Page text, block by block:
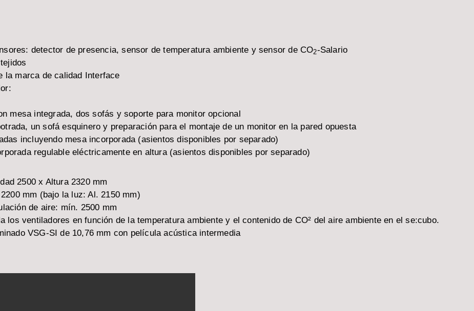
detector de presencia, sensor de temperatura ambiente y sensor de CO2-Salario
la marca de calidad Interface
mesa integrada, dos sofás y soporte para monitor opcional
un sofá esquinero y preparación para el montaje de un monitor en la pared opuesta
incluyendo mesa incorporada (asientos disponibles por separado)
regulable eléctricamente en altura (asientos disponibles por separado)
2500 x Altura 2320 mm
mm (bajo la luz: Al. 2150 mm)
de aire: mín. 2500 mm
los ventiladores en función de la temperatura ambiente y el contenido de CO² del aire ambiente en el se:cubo.
VSG-SI de 10,76 mm con película acústica intermedia